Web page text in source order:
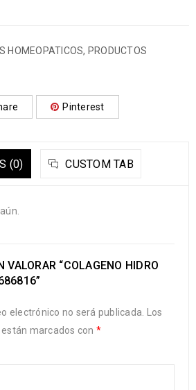
HOMEOPATICOS, PRODUCTOS
Pinterest
(0) CUSTOM TAB
VALORAR “COLAGENO HIDRO
electrónico no será publicada.
Los
marcados con *